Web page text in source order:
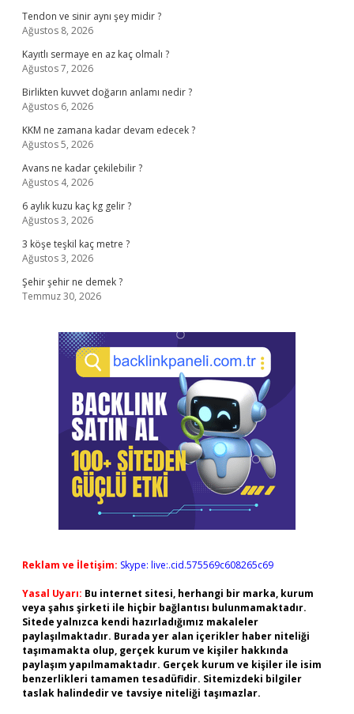
Tendon ve sinir aynı şey midir ?
Ağustos 8, 2026
Kayıtlı sermaye en az kaç olmalı ?
Ağustos 7, 2026
Birlikten kuvvet doğarın anlamı nedir ?
Ağustos 6, 2026
KKM ne zamana kadar devam edecek ?
Ağustos 5, 2026
Avans ne kadar çekilebilir ?
Ağustos 4, 2026
6 aylık kuzu kaç kg gelir ?
Ağustos 3, 2026
3 köşe teşkil kaç metre ?
Ağustos 3, 2026
Şehir şehir ne demek ?
Temmuz 30, 2026
Reklam ve İletişim: Skype: live:.cid.575569c608265c69
Yasal Uyarı: Bu internet sitesi, herhangi bir marka, kurum
veya şahıs şirketi ile hiçbir bağlantısı bulunmamaktadır.
Sitede yalnızca kendi hazırladığımız makaleler
paylaşılmaktadır. Burada yer alan içerikler haber niteliği
taşımamakta olup, gerçek kurum ve kişiler hakkında
paylaşım yapılmamaktadır. Gerçek kurum ve kişiler ile isim
benzerlikleri tamamen tesadüfidir. Sitemizdeki bilgiler
taslak halindedir ve tavsiye niteliği taşımazlar.